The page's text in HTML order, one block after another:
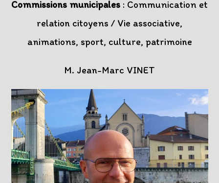
Commissions municipales : Communication et
relation citoyens / Vie associative,
animations, sport, culture, patrimoine
M. Jean-Marc VINET